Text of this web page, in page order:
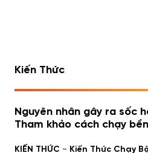
Kiến Thức
Nguyên nhân gây ra sốc
Tham khảo cách chạy
KIẾN THỨC - Kiến Thức Chạy Bộ